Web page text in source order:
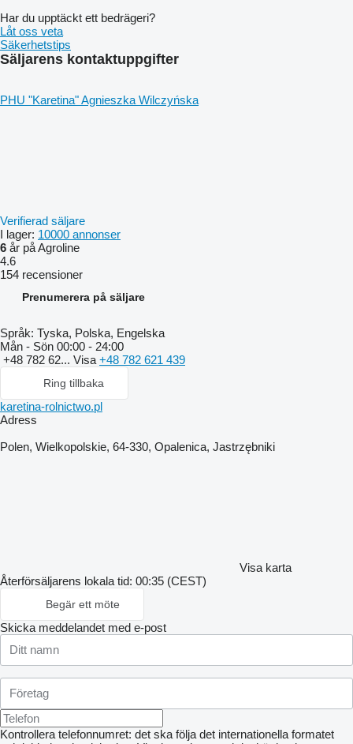
Har du upptäckt ett bedrägeri?
Låt oss veta
Säkerhetstips
Säljarens kontaktuppgifter
PHU "Karetina" Agnieszka Wilczyńska
Verifierad säljare
I lager: 10000 annonser
6 år på Agroline
4.6
154 recensioner
Prenumerera på säljare
Språk: Tyska, Polska, Engelska
Mån - Sön 00:00 - 24:00
+48 782 62... Visa +48 782 621 439
Ring tillbaka
karetina-rolnictwo.pl
Adress
Polen, Wielkopolskie, 64-330, Opalenica, Jastrzębniki
Visa karta
Återförsäljarens lokala tid: 00:35 (CEST)
Begär ett möte
Skicka meddelandet med e-post
Kontrollera telefonnumret: det ska följa det internationella formatet